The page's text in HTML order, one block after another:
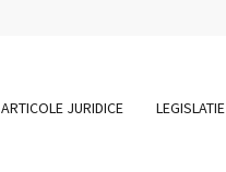
ARTICOLE JURIDICE LEGISLATIE